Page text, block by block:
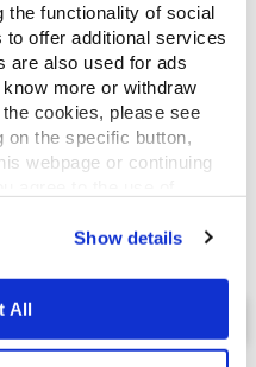
the functionality of social
offer additional services
are also used for ads
more or withdraw
cookies, please see
on the specific button,
webpage or continuing
Show details
All
gedehydrateerde
aardappelen,
dierlijke eiwitten,
glucosamine
bron van omega